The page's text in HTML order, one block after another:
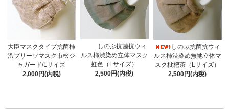
大臣マスクタイプ抗菌柿
渋プリーツマスク市松ジ
ャガード/Lサイズ
2,000円(内税)
しのぶ抗菌抗ウィ
ルス柿渋染め立体マスク
虹色（Lサイズ）
2,500円(内税)
しのぶ抗菌抗ウィ
ルス柿渋染め無地立体マ
スク枇杷茶（Lサイズ）
2,500円(内税)